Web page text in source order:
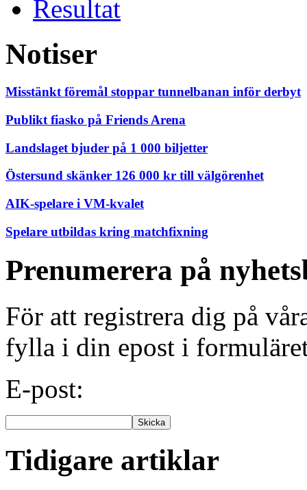
Resultat
Notiser
Misstänkt föremål stoppar tunnelbanan inför derbyt
Publikt fiasko på Friends Arena
Landslaget bjuder på 1 000 biljetter
Östersund skänker 126 000 kr till välgörenhet
AIK-spelare i VM-kvalet
Spelare utbildas kring matchfixning
Prenumerera på
För att registrera dig på
fylla i din epost i
E-post:
Tidigare artiklar